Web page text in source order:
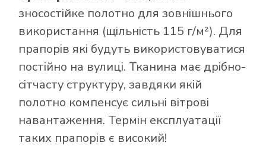
зносостійке полотно для зовнішнього
використання (щільність 115 г/м²). Для
прапорів які будуть використовуватися
постійно на вулиці. Тканина має дрібно-
сітчасту структуру, завдяки якій
полотно компенсує сильні вітрові
навантаження. Термін експлуатації
таких прапорів є високий!